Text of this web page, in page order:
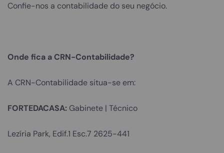
Confie-nos a contabilidade do seu negócio.
Onde fica a CRN-Contabilidade?
A CRN-Contabilidade situa-se em:
FORTEDACASA: Gabinete | Técnico
Lezíria Park, Edif.1 Esc.7 2625-441